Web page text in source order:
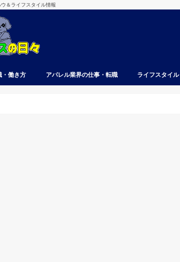
＆ライフスタイル情報
・働き方 アパレル業界の仕事・転職 ライフスタイル